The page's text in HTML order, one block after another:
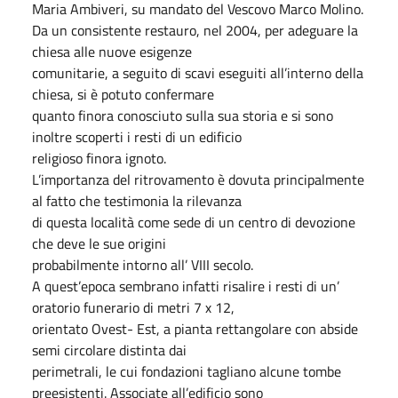
Maria Ambiveri, su mandato del Vescovo Marco Molino.
Da un consistente restauro, nel 2004, per adeguare la
chiesa alle nuove esigenze
comunitarie, a seguito di scavi eseguiti all’interno della
chiesa, si è potuto confermare
quanto finora conosciuto sulla sua storia e si sono
inoltre scoperti i resti di un edificio
religioso finora ignoto.
L’importanza del ritrovamento è dovuta principalmente
al fatto che testimonia la rilevanza
di questa località come sede di un centro di devozione
che deve le sue origini
probabilmente intorno all’ VIII secolo.
A quest’epoca sembrano infatti risalire i resti di un’
oratorio funerario di metri 7 x 12,
orientato Ovest- Est, a pianta rettangolare con abside
semi circolare distinta dai
perimetrali, le cui fondazioni tagliano alcune tombe
preesistenti. Associate all’edificio sono